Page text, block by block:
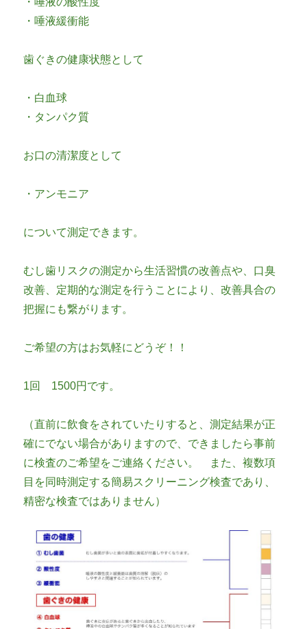
・唾液緩衝能
歯ぐきの健康状態として
・白血球
・タンパク質
お口の清潔度として
・アンモニア
について測定できます。
むし歯リスクの測定から生活習慣の改善点や、口臭
改善、定期的な測定を行うことにより、改善具合の
把握にも繋がります。
ご希望の方はお気軽にどうぞ！！
1回 1500円です。
（直前に飲食をされていたりすると、測定結果が正
確にでない場合がありますので、できましたら事前
に検査のご希望をご連絡ください。 また、複数項
目を同時測定する簡易スクリーニング検査であり、
精密な検査ではありません）